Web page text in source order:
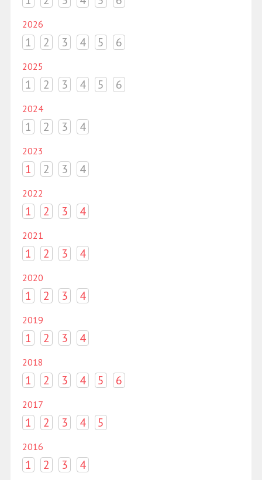
2026
1 2 3 4 5 6
2025
1 2 3 4 5 6
2024
1 2 3 4
2023
1 2 3 4
2022
1 2 3 4
2021
1 2 3 4
2020
1 2 3 4
2019
1 2 3 4
2018
1 2 3 4 5 6
2017
1 2 3 4 5
2016
1 2 3 4